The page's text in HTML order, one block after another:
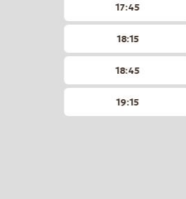
17:45
18:15
18:45
19:15